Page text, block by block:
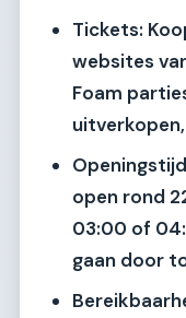
Tickets:
websites
Foam
open rond
03:00 of
gaan door